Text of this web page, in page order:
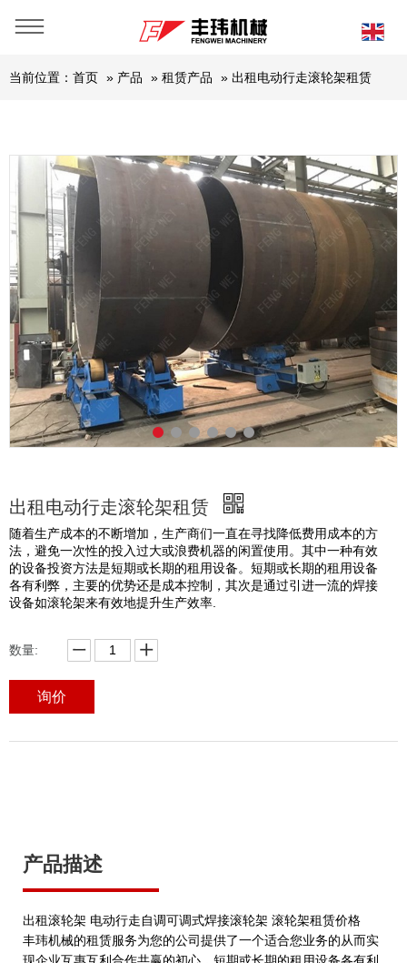
当前位置： 首页 » 产品 » 租赁产品 » 出租电动行走滚轮架租赁
出租电动行走滚轮架租赁
随着生产成本的不断增加，生产商们一直在寻找降低费用成本的方
法，避免一次性的投入过大或浪费机器的闲置使用。其中一种有效
的设备投资方法是短期或长期的租用设备。短期或长期的租用设备
各有利弊，主要的优势还是成本控制，其次是通过引进一流的焊接
设备如滚轮架来有效地提升生产效率.
数量:
询价
产品描述
出租滚轮架 电动行走自调可调式焊接滚轮架 滚轮架租赁价格
丰玮机械的租赁服务为您的公司提供了一个适合您业务的从而实
现企业互惠互利合作共赢的初心，短期或长期的租用设备各有利